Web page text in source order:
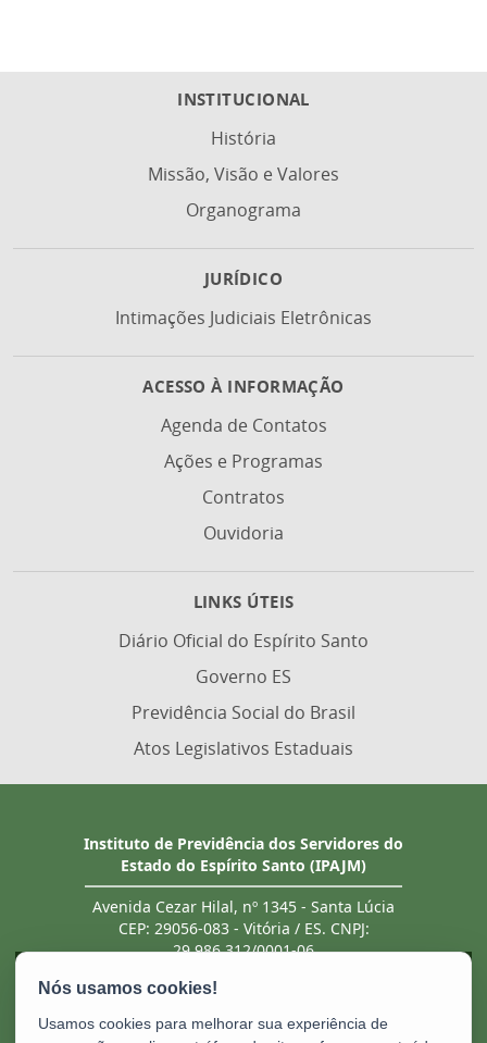
INSTITUCIONAL
História
Missão, Visão e Valores
Organograma
JURÍDICO
Intimações Judiciais Eletrônicas
ACESSO À INFORMAÇÃO
Agenda de Contatos
Ações e Programas
Contratos
Ouvidoria
LINKS ÚTEIS
Diário Oficial do Espírito Santo
Governo ES
Previdência Social do Brasil
Atos Legislativos Estaduais
Instituto de Previdência dos Servidores do
Estado do Espírito Santo (IPAJM)
Avenida Cezar Hilal, nº 1345 - Santa Lúcia
CEP: 29056-083 - Vitória / ES. CNPJ:
29.986.312/0001-06
de telefones fixo e celular). Atendimento
presencial deve ser previamente agendado.
E-mail:
ipajm@ipajm.es.gov.br
Usamos cookies para melhorar sua experiência de